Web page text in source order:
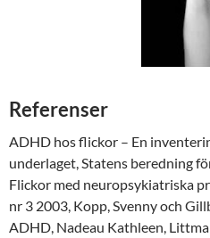
Referenser
ADHD hos flickor – En
underlaget, Statens beredning
Flickor med neuropsykiatriska
nr 3 2003, Kopp, Svenny och
ADHD, Nadeau Kathleen,